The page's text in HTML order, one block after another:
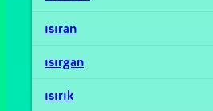
ısıran
ısırgan
ısırık